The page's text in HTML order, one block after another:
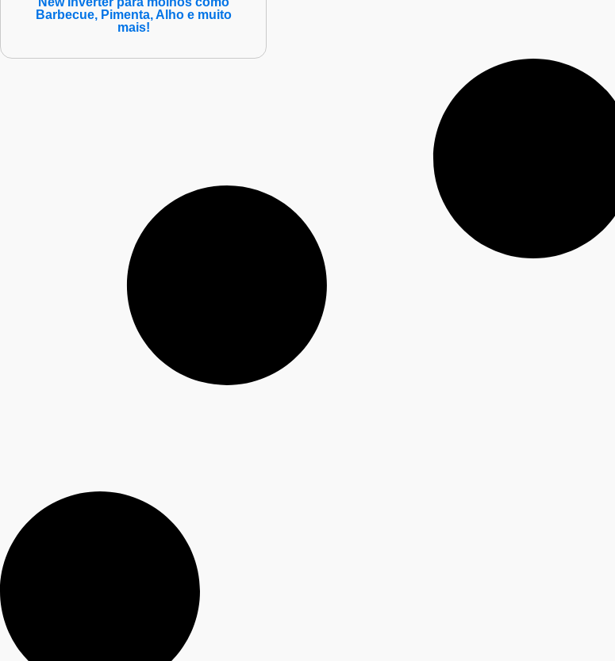
Barbecue, Pimenta, Alho e muito
mais!